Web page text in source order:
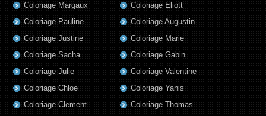
Coloriage Margaux
Coloriage Pauline
Coloriage Justine
Coloriage Sacha
Coloriage Julie
Coloriage Chloe
Coloriage Clement
Coloriage Eliott
Coloriage Augustin
Coloriage Marie
Coloriage Gabin
Coloriage Valentine
Coloriage Yanis
Coloriage Thomas